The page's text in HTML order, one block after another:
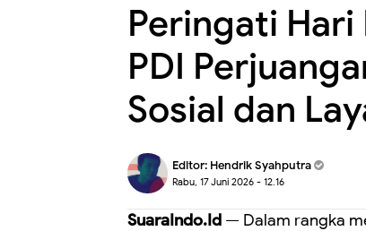
Peringati Hari
PDI
Sosial dan
Editor: Hendrik Syahputra
Rabu, 17 Juni 2026 - 12.16
SuaraIndo.Id — Dalam rangka